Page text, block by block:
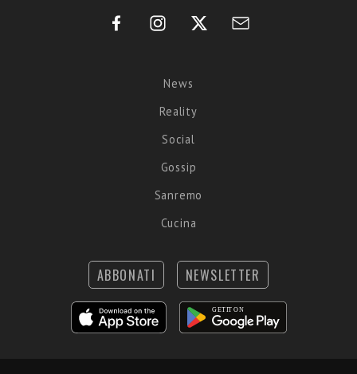
News
Reality
Social
Gossip
Sanremo
Cucina
ABBONATI NEWSLETTER